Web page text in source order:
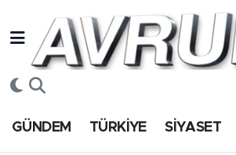
GÜNDEM TÜRKİYE SİYASET
GÜNDEM
E Gazete
Hava Durumu